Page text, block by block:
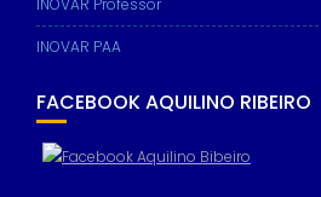
INOVAR Professor
INOVAR PAA
FACEBOOK AQUILINO RIBEIRO